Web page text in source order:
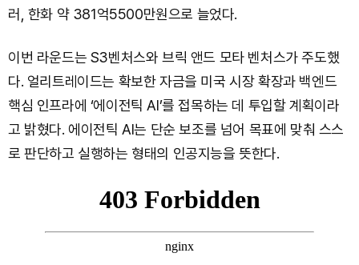
러, 한화 약 381억5500만원으로 늘었다.
이번 라운드는 S3벤처스와 브릭 앤드 모타 벤처스가 주도했
다. 얼리트레이드는 확보한 자금을 미국 시장 확장과 백엔드
핵심 인프라에 ‘에이전틱 AI’를 접목하는 데 투입할 계획이라
고 밝혔다. 에이전틱 AI는 단순 보조를 넘어 목표에 맞춰 스스
로 판단하고 실행하는 형태의 인공지능을 뜻한다.